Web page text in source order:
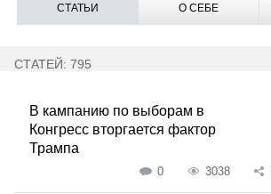
СТАТЬИ О СЕБЕ
СТАТЕЙ: 795
В кампанию по выборам в
Конгресс вторгается фактор
Трампа
0 3038